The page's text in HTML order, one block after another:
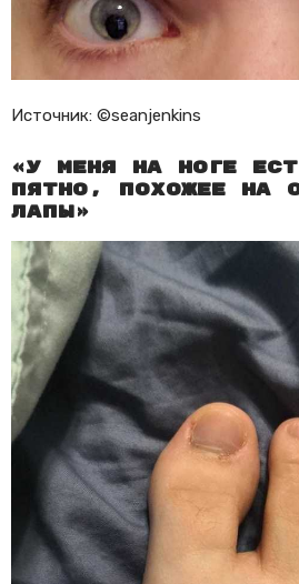
Источник: ©seanjenkins
«У меня на ноге
пятно, похожее на
лапы»